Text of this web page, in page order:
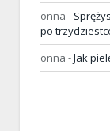
onna -
po
onna -Jak